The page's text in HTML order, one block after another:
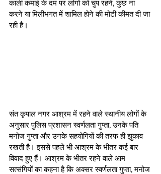
काली कमाई के दम पर लोगों को चुप रहने, कुछ ना
करने या मिलीभगत में शामिल होने की मोटी कीमत दी जा
रही है।
संत कृपाल नगर आश्रम में रहने वाले स्थानीय लोगों के
अनुसार पुलिस प्रशासन स्वर्णलता गुप्ता, उनके पति
मनोज गुप्ता और उनके सहयोगियों की तरफ ही झुकाव
रखती है। इससे पहले भी आश्रम के भीतर कई बार
विवाद हुए हैं। आश्रम के भीतर रहने वाले आम
सत्संगियों का कहना है कि अक्सर स्वर्णलता गुप्ता, मनोज